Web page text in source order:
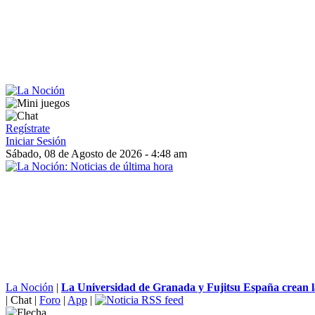
Regístrate
Iniciar Sesión
Sábado, 08 de Agosto de 2026 - 4:48 am
La Noción | La Universidad de Granada y Fujitsu España crean
| Chat | Foro | App |